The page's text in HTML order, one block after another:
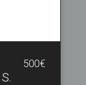
500€